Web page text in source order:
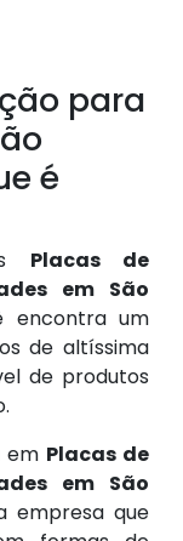
para
é
Placas de
em São
encontra um
de altíssima
de produtos
em Placas de
em São
empresa que